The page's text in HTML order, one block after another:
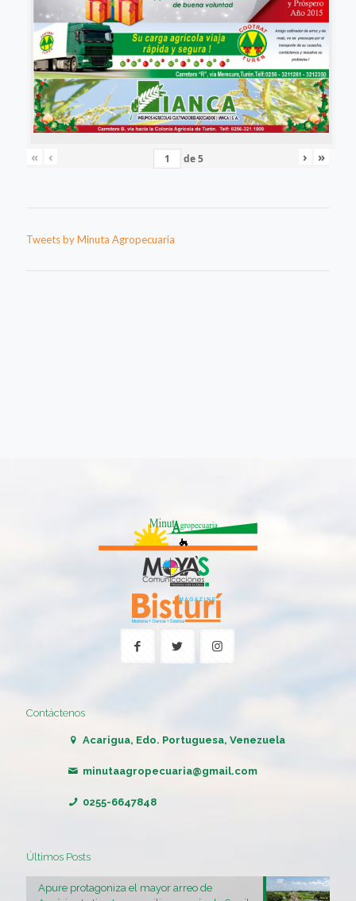
« ‹ de5 › »
Tweets by Minuta Agropecuaria
Contáctenos
Acarigua, Edo. Portuguesa, Venezuela
minutaagropecuaria@gmail.com
0255-6647848
Últimos Posts
Apure protagoniza el mayor arreo de